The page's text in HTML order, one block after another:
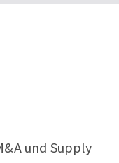
und Supply